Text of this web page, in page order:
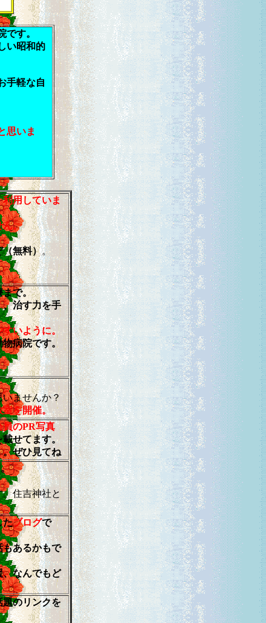
す。
い昭和的
手軽な自
思いま
用していま
ん。
（無料）。
まで。
、治す力を手
すいように。
病院です。
いませんか？
を開催。
員のPR写真
載せてます。
。ぜひ見てね
。住吉神社と
たブログで
もあるかもで
なんでもど
題のリンクを